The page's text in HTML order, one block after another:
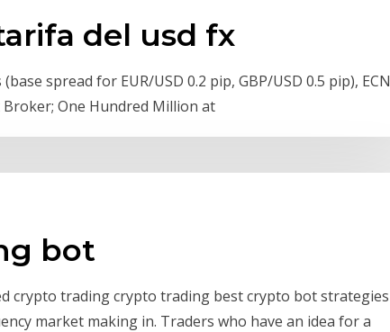
del usd fx
spread for EUR/USD 0.2 pip, GBP/USD 0.5 pip), ECN
Broker; One Hundred Million at
bot
crypto trading crypto trading best crypto bot strategies
market making in. Traders who have an idea for a